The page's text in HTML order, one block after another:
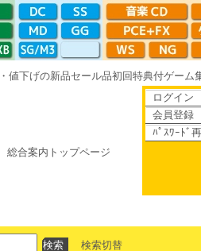
値下げの新品セール品初回特典付ゲーム
総合案内トップページ
やがて散りゆく鏡の花へ 70年代
ログイン
会員登録
ﾊﾟｽﾜｰﾄﾞ
検索切替